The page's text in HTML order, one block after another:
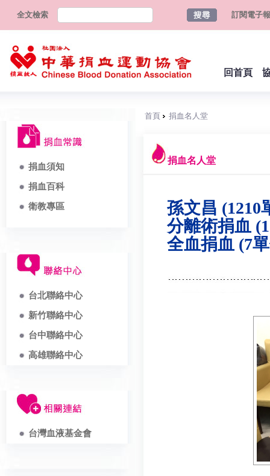
全文檢索 訂閱電子報
回首頁
捐血須知
捐血百科
衛教專區
台北聯絡中心
新竹聯絡中心
台中聯絡中心
高雄聯絡中心
台灣血液基金會
首頁 捐血名人堂
捐血名人堂
孫文昌 (1210
分離術捐血
全血捐血 (7